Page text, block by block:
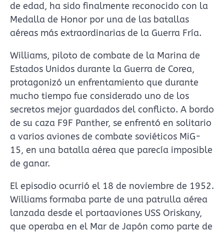
de edad, ha sido finalmente reconocido con la
Medalla de Honor por una de las batallas
aéreas más extraordinarias de la Guerra Fría.
Williams, piloto de combate de la Marina de
Estados Unidos durante la Guerra de Corea,
protagonizó un enfrentamiento que durante
mucho tiempo fue considerado uno de los
secretos mejor guardados del conflicto. A bordo
de su caza F9F Panther, se enfrentó en solitario
a varios aviones de combate soviéticos MiG-
15, en una batalla aérea que parecía imposible
de ganar.
El episodio ocurrió el 18 de noviembre de 1952.
Williams formaba parte de una patrulla aérea
lanzada desde el portaaviones USS Oriskany,
que operaba en el Mar de Japón como parte de